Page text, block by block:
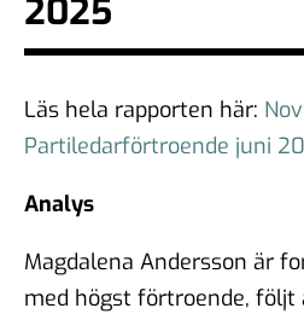
2025
Läs hela rapporten här:
Partiledarförtroende juni
Analys
Magdalena Andersson är
med högst förtroende, följt